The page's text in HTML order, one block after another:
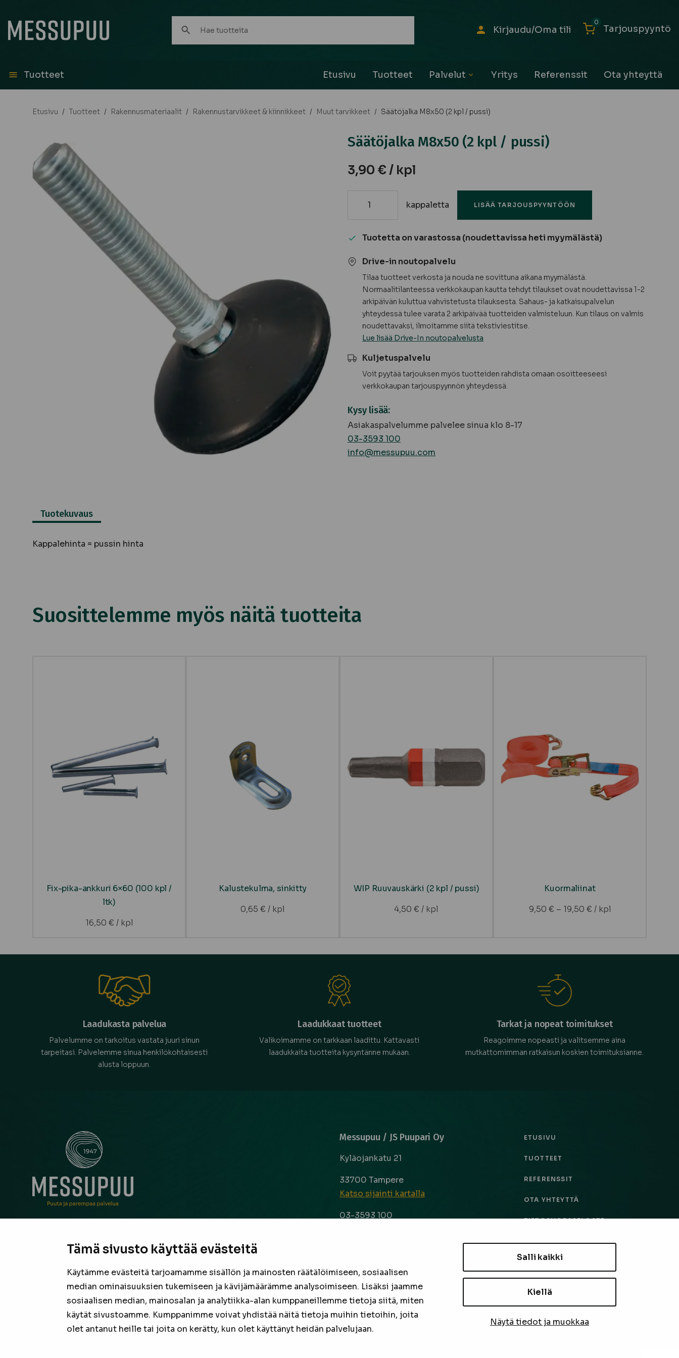
Tämä sivusto käyttää evästeitä
Käytämme evästeitä tarjoamamme sisällön ja mainosten räätälöimiseen, sosiaalisen
median ominaisuuksien tukemiseen ja kävijämäärämme analysoimiseen. Lisäksi jaamme
sosiaalisen median, mainosalan ja analytiikka-alan kumppaneillemme tietoja siitä, miten
käytät sivustoamme. Kumppanimme voivat yhdistää näitä tietoja muihin tietoihin, joita
olet antanut heille tai joita on kerätty, kun olet käyttänyt heidän palvelujaan.
Salli kaikki
Kiellä
Näytä tiedot ja muokkaa
tuotteita:
Kirjaudu/Oma tili Tarjouspyyntö
0
Tuotteet Etusivu Tuotteet Palvelut Yritys Referenssit Ota yhteyttä
Etusivu / Tuotteet / Rakennusmateriaalit / Rakennustarvikkeet & kiinnikkeet / Muut tarvikkeet / Säätöjalka M8x50 (2 kpl / pussi)
Säätöjalka M8x50 (2 kpl / pussi)
3,90 € / kpl
Säätöjalka
(2
/
määrä
kappaletta LISÄÄ TARJOUSPYYNTÖÖN
Tuotetta on varastossa (noudettavissa heti myymälästä)
Drive-in noutopalvelu
Tilaa tuotteet verkosta ja nouda ne sovittuna aikana myymälästä.
Normaalitilanteessa verkkokaupan kautta tehdyt tilaukset ovat noudettavissa 1-2
arkipäivän kuluttua vahvistetusta tilauksesta. Sahaus- ja katkaisupalvelun
yhteydessä tulee varata 2 arkipäivää tuotteiden valmisteluun. Kun tilaus on valmis
noudettavaksi, ilmoitamme siitä tekstiviestitse.
Lue lisää Drive-In noutopalvelusta
Kuljetuspalvelu
Voit pyytää tarjouksen myös tuotteiden rahdista omaan osoitteeseesi
verkkokaupan tarjouspyynnön yhteydessä.
Kysy lisää:
Asiakaspalvelumme palvelee sinua klo 8-17
03-3593 100
info@messupuu.com
Tuotekuvaus
Kappalehinta = pussin hinta
Suosittelemme myös näitä tuotteita
Fix-pika-ankkuri 6×60 (100 kpl /
ltk)
16,50 € / kpl
Kalustekulma, sinkitty
0,65 € / kpl
WIP Ruuvauskärki (2 kpl / pussi)
4,50 € / kpl
Kuormaliinat
9,50 € – 19,50 € / kpl
Laadukasta palvelua
Palvelumme on tarkoitus vastata juuri sinun
tarpeitasi. Palvelemme sinua henkilökohtaisesti
alusta loppuun.
Laadukkaat tuotteet
Valikoimamme on tarkkaan laadittu. Kattavasti
laadukkaita tuotteita kysyntänne mukaan.
Tarkat ja nopeat toimitukset
Reagoimme nopeasti ja valitsemme aina
mutkattomimman ratkaisun koskien toimituksianne.
neuvonantaja Pirkanmaalla jo vuodesta 1947. Oli kyse sitten
suurista hankkeista tai pienestä pintaremontista, laaja ja
laadukas valikoima sekä asiantunteva henkilökunta ovat
valmiina tarjoamaan parhaan puutavaran jokaiseen
projektiin.
Messupuu / JS Puupari Oy
Kyläojankatu 21
33700 Tampere
Katso sijainti kartalla
03-3593 100
la 9-14
FacebookInstagram
ETUSIVU
TUOTTEET
REFERENSSIT
OTA YHTEYTTÄ
TIETOSUOJASELOSTE
TILAUS- JA TOIMITUSEHDOT
EVÄSTEASETUKSET
TILAA UUTISKIRJE